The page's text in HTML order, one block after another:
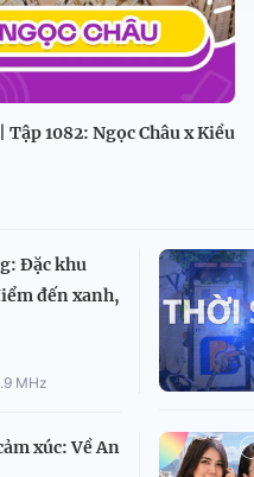
1082: Ngọc Châu x Kiều
Đặc khu
đến xanh,
MHz
xúc: Về An